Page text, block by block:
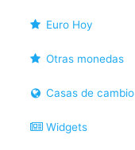
Euro Hoy
Otras monedas
Casas de cambio
Widgets